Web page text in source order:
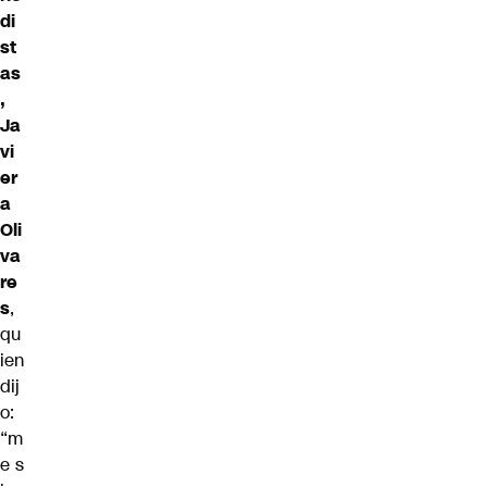
di
st
as
,
Ja
vi
er
a
Oli
va
re
s,
qu
ien
dij
o:
“m
e s